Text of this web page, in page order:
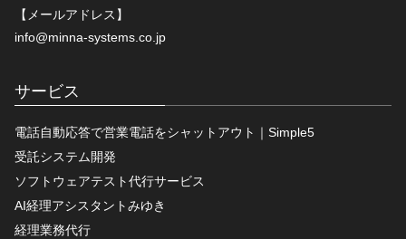
【メールアドレス】
info@minna-systems.co.jp
サービス
電話自動応答で営業電話をシャットアウト｜Simple5
受託システム開発
ソフトウェアテスト代行サービス
AI経理アシスタントみゆき
経理業務代行